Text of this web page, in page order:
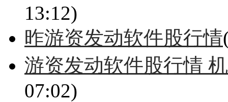
13:12)
昨游资发动软件股行情
游资发动软件股行情
07:02)